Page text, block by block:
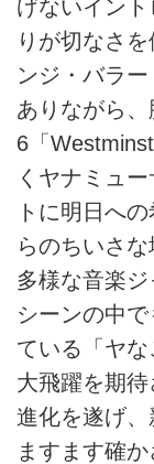
げないイン
りが切なさ
ンジ・バラ
ありながら
6「
くヤナミュ
トに明日へ
らのちいさ
多様な音楽
シーンの中
ている「ヤ
大飛躍を期
進化を遂げ、
ますます確